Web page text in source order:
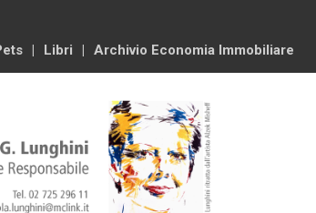
Libri Archivio Economia Immobiliare